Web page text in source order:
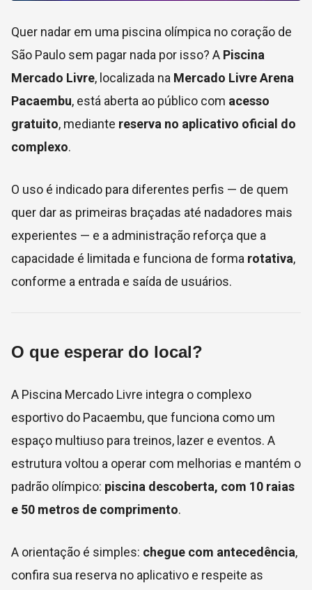
Quer nadar em uma piscina olímpica no coração de
São Paulo sem pagar nada por isso? A Piscina
Mercado Livre, localizada na Mercado Livre Arena
Pacaembu, está aberta ao público com acesso
gratuito, mediante reserva no aplicativo oficial do
complexo.
O uso é indicado para diferentes perfis — de quem
quer dar as primeiras braçadas até nadadores mais
experientes — e a administração reforça que a
capacidade é limitada e funciona de forma rotativa,
conforme a entrada e saída de usuários.
O que esperar do local?
A Piscina Mercado Livre integra o complexo
esportivo do Pacaembu, que funciona como um
espaço multiuso para treinos, lazer e eventos. A
estrutura voltou a operar com melhorias e mantém o
padrão olímpico: piscina descoberta, com 10 raias
e 50 metros de comprimento.
A orientação é simples: chegue com antecedência,
confira sua reserva no aplicativo e respeite as